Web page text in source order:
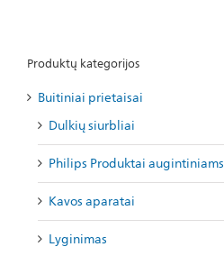
Produktų kategorijos
Buitiniai prietaisai
Dulkių siurbliai
Philips Produktai augintiniams
Kavos aparatai
Lyginimas